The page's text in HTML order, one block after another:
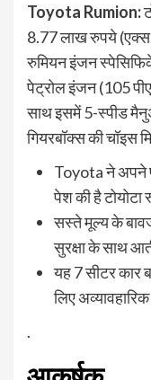
Toyota Rumion:
8.77 लाख रुपये
रुमियन इंजन
पेट्रोल इंजन (105
साथ इसमें 5-स्पीड
गियरबॉक्स की चॉइस
Toyota ने अपने
पेश की है टोयोटा
सस्ते मूल्य के
सुरक्षा के साथ
यह 7 सीटर कार
लिए
.